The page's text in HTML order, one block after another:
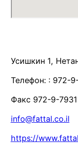
Усишкин 1,
Телефон: : 972-
Факс 972-9-
info@fattal.co.il
https://